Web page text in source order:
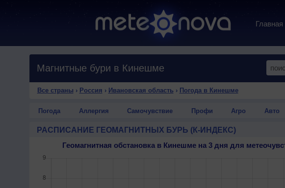
Главная
Магнитные бури в Кинешме
Все страны › Россия › Ивановская область › Погода в Кинешме
Погода Аллергия Самочувствие Профи Агро Авто
РАСПИСАНИЕ ГЕОМАГНИТНЫХ БУРЬ (К-ИНДЕКС)
Геомагнитная обстановка в Кинешме на 3 дня для